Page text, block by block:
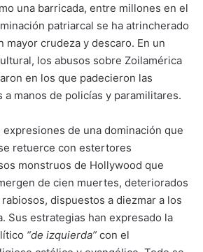
una barricada, entre millones en el
patriarcal se ha atrincherado
mayor crudeza y descaro. En un
los abusos sobre Zoilamérica
en los que padecieron las
a manos de policías y paramilitares.
de una dominación que
retuerce con estertores
monstruos de Hollywood que
de cien muertes, deteriorados
dispuestos a diezmar a los
Sus estrategias han expresado la
“de izquierda” con el